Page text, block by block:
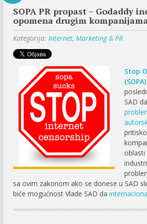
SOPA PR propast – Godaddy
opomena drugim
Kategorija: Internet,Marketing & PR
Stop
(SOPA)
SAD da
oblasti
sa ovim zakonom ako se donese u SAD
biće mogućnost Vlade SAD da